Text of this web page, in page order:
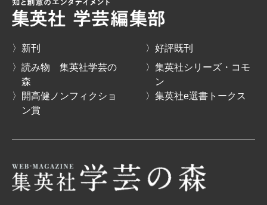
〉新刊
〉読み物 集英社学芸の
森
〉開高健ノンフィクショ
ン賞
〉好評既刊
〉集英社シリーズ・コモ
ン
〉集英社e選書トークス